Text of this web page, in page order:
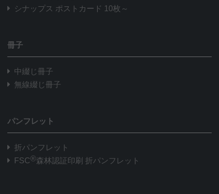
シナップス ポストカード 10枚～
冊子
中綴じ冊子
無線綴じ冊子
パンフレット
折パンフレット
FSC®森林認証印刷 折パンフレット